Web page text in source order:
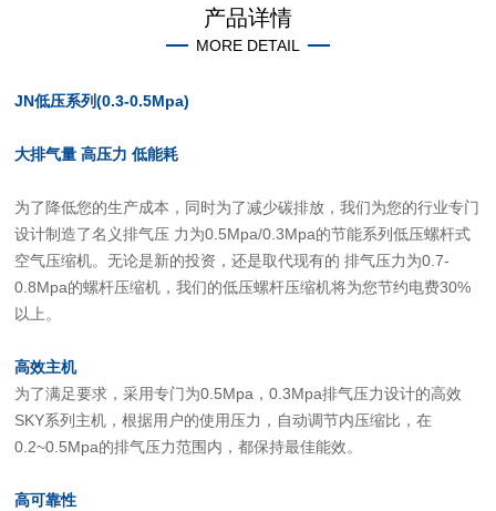
产品详情
MORE DETAIL
JN低压系列(0.3-0.5Mpa)
大排气量 高压力 低能耗
为了降低您的生产成本，同时为了减少碳排放，我们为您的行业专门
设计制造了名义排气压 力为0.5Mpa/0.3Mpa的节能系列低压螺杆式
空气压缩机。无论是新的投资，还是取代现有的 排气压力为0.7-
0.8Mpa的螺杆压缩机，我们的低压螺杆压缩机将为您节约电费30%
以上。
高效主机
为了满足要求，采用专门为0.5Mpa，0.3Mpa排气压力设计的高效
SKY系列主机，根据用户的使用压力，自动调节内压缩比，在
0.2~0.5Mpa的排气压力范围内，都保持最佳能效。
高可靠性